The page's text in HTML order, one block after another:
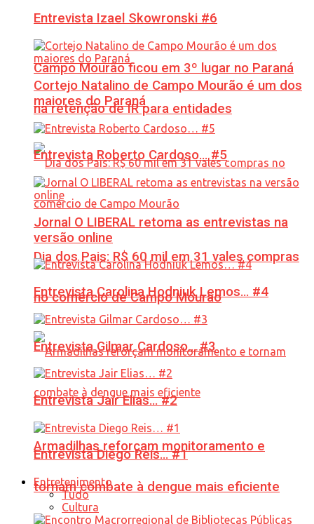
Campo Mourão ficou em 3º lugar no Paraná
na retenção de IR para entidades
Dia dos Pais: R$ 60 mil em 31 vales compras
no comércio de Campo Mourão
Armadilhas reforçam monitoramento e
tornam combate à dengue mais eficiente
Entrevista Izael Skowronski #6
Cortejo Natalino de Campo Mourão é um dos
maiores do Paraná
Entrevista Roberto Cardoso… #5
Jornal O LIBERAL retoma as entrevistas na
versão online
Entrevista Carolina Hodniuk Lemos… #4
Entrevista Gilmar Cardoso… #3
Entrevista Jair Elias… #2
Entrevista Diego Reis… #1
Entretenimento
Tudo
Cultura